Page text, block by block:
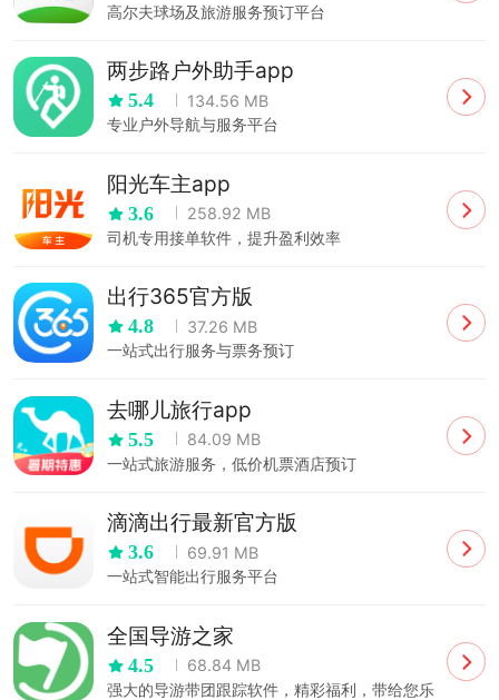
高尔夫球场及旅游服务预订平台
两步路户外助手app
5.4
134.56 MB
专业户外导航与服务平台
阳光车主app
3.6
258.92 MB
司机专用接单软件，提升盈利效率
出行365官方版
4.8
37.26 MB
一站式出行服务与票务预订
去哪儿旅行app
5.5
84.09 MB
一站式旅游服务，低价机票酒店预订
滴滴出行最新官方版
3.6
69.91 MB
一站式智能出行服务平台
全国导游之家
4.5
68.84 MB
强大的导游带团跟踪软件，精彩福利，带给您乐